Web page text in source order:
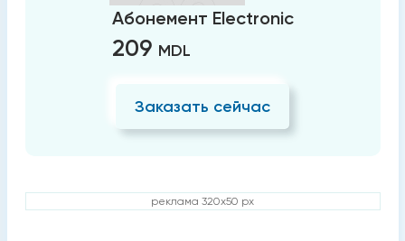
Абонемент Electronic
209 MDL
Заказать сейчас
реклама 320x50 px